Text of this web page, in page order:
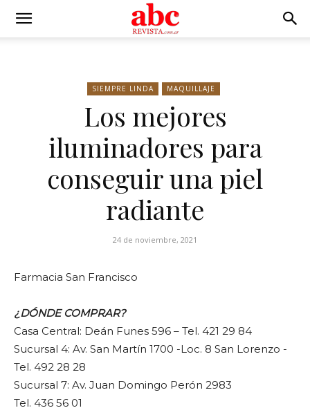
SIEMPRE LINDA MAQUILLAJE
Los mejores
iluminadores para
conseguir una piel
radiante
24 de noviembre, 2021
Farmacia San Francisco
¿DÓNDE COMPRAR?
Casa Central: Deán Funes 596 – Tel. 421 29 84
Sucursal 4: Av. San Martín 1700 -Loc. 8 San Lorenzo -
Tel. 492 28 28
Sucursal 7: Av. Juan Domingo Perón 2983
Tel. 436 56 01